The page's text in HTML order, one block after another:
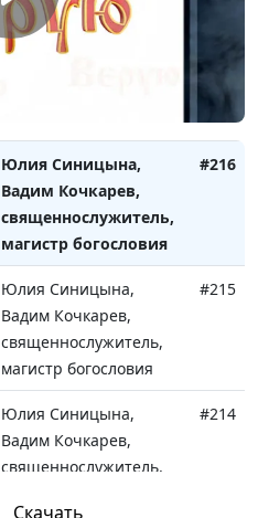
Юлия Синицына,
#217
Юлия Синицына,
Вадим Кочкарев,
священнослужитель,
магистр богословия
#216
Юлия Синицына,
Вадим Кочкарев,
священнослужитель,
магистр богословия
#215
Юлия Синицына,
Вадим Кочкарев,
священнослужитель,
#214
Скачать